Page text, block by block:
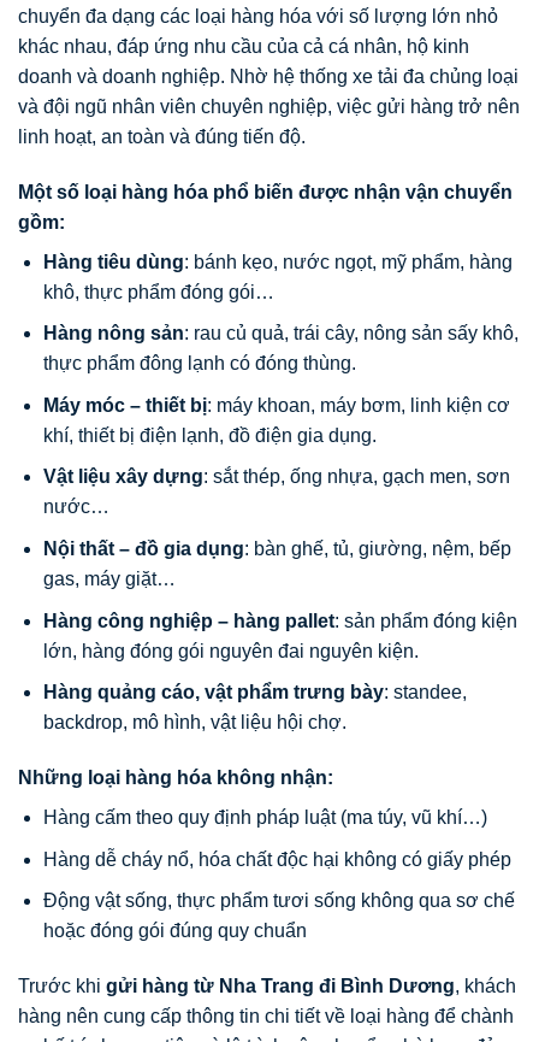
chuyển đa dạng các loại hàng hóa với số lượng lớn nhỏ
khác nhau, đáp ứng nhu cầu của cả cá nhân, hộ kinh
doanh và doanh nghiệp. Nhờ hệ thống xe tải đa chủng loại
và đội ngũ nhân viên chuyên nghiệp, việc gửi hàng trở nên
linh hoạt, an toàn và đúng tiến độ.
Một số loại hàng hóa phổ biến được nhận vận chuyển
gồm:
Hàng tiêu dùng: bánh kẹo, nước ngọt, mỹ phẩm, hàng
khô, thực phẩm đóng gói…
Hàng nông sản: rau củ quả, trái cây, nông sản sấy khô,
thực phẩm đông lạnh có đóng thùng.
Máy móc – thiết bị: máy khoan, máy bơm, linh kiện cơ
khí, thiết bị điện lạnh, đồ điện gia dụng.
Vật liệu xây dựng: sắt thép, ống nhựa, gạch men, sơn
nước…
Nội thất – đồ gia dụng: bàn ghế, tủ, giường, nệm, bếp
gas, máy giặt…
Hàng công nghiệp – hàng pallet: sản phẩm đóng kiện
lớn, hàng đóng gói nguyên đai nguyên kiện.
Hàng quảng cáo, vật phẩm trưng bày: standee,
backdrop, mô hình, vật liệu hội chợ.
Những loại hàng hóa không nhận:
Hàng cấm theo quy định pháp luật (ma túy, vũ khí…)
Hàng dễ cháy nổ, hóa chất độc hại không có giấy phép
Động vật sống, thực phẩm tươi sống không qua sơ chế
hoặc đóng gói đúng quy chuẩn
Trước khi gửi hàng từ Nha Trang đi Bình Dương, khách
hàng nên cung cấp thông tin chi tiết về loại hàng để chành